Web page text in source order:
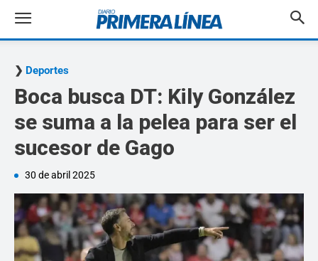
Deportes
Boca busca DT: Kily González
se suma a la pelea para ser el
sucesor de Gago
30 de abril 2025